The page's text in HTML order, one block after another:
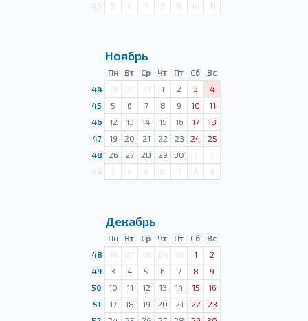
5 6 7 8 9 10 11
Ноябрь
Пн Вт Ср Чт Пт Сб
Вс
44
29 30 31 1 2 3
4
45
5 6 7 8 9 10
11
46
12 13 14 15 16 17
18
47
19 20 21 22 23 24
25
48
26 27 28 29 30 1
2
3 4 5 6 7 8 9
Декабрь
Пн Вт Ср Чт Пт Сб
Вс
48
26 27 28 29 30 1
2
49
3 4 5 6 7 8
9
50
10 11 12 13 14 15
16
51
17 18 19 20 21 22
23